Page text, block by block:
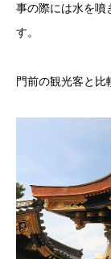
事の際には水を噴
す。
門前の観光客と比